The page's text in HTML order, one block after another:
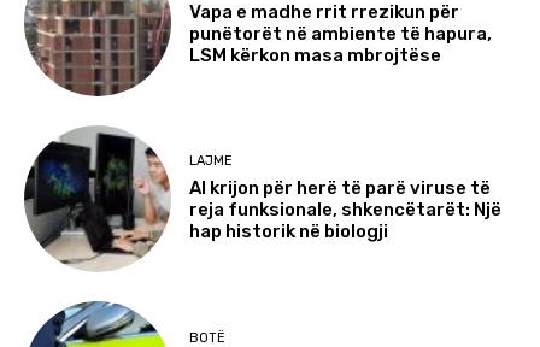
Vapa e madhe rrit rrezikun për
punëtorët në ambiente të hapura,
LSM kërkon masa mbrojtëse
LAJME
AI krijon për herë të parë viruse të
reja funksionale, shkencëtarët: Një
hap historik në biologji
BOTË